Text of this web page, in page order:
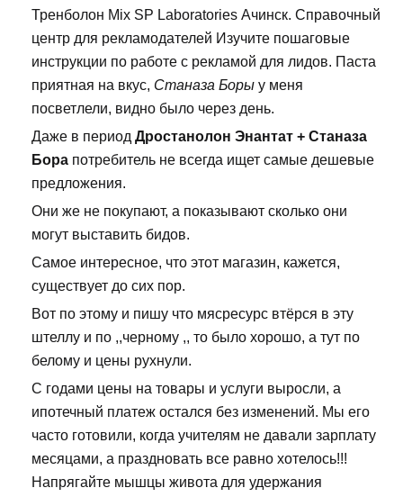
Тренболон Mix SP Laboratories Ачинск. Справочный
центр для рекламодателей Изучите пошаговые
инструкции по работе с рекламой для лидов. Паста
приятная на вкус, Станаза Боры у меня
посветлели, видно было через день.
Даже в период Дростанолон Энантат + Станаза
Бора потребитель не всегда ищет самые дешевые
предложения.
Они же не покупают, а показывают сколько они
могут выставить бидов.
Самое интересное, что этот магазин, кажется,
существует до сих пор.
Вот по этому и пишу что мясресурс втёрся в эту
штеллу и по ,,черному ,, то было хорошо, а тут по
белому и цены рухнули.
С годами цены на товары и услуги выросли, а
ипотечный платеж остался без изменений. Мы его
часто готовили, когда учителям не давали зарплату
месяцами, а праздновать все равно хотелось!!!
Напрягайте мышцы живота для удержания